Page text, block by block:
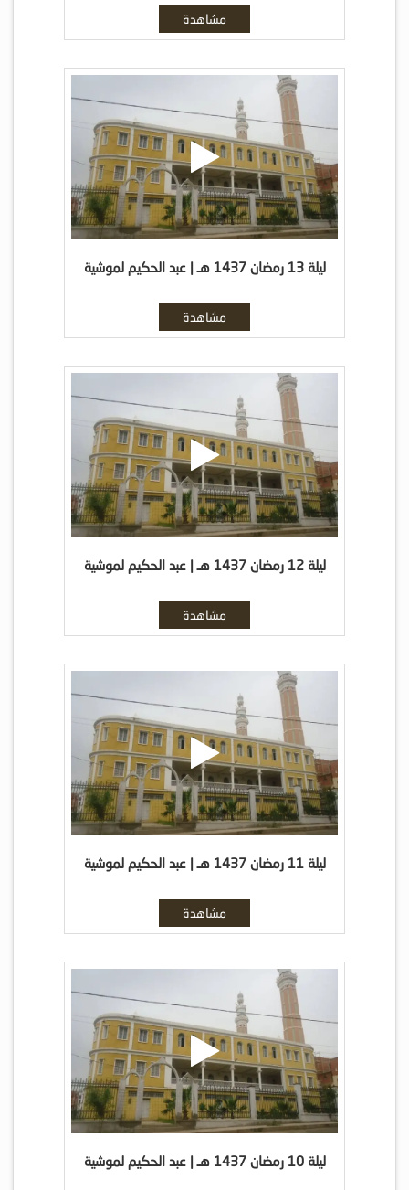
مشاهدة
ليلة 13 رمضان 1437 هـ | عبد الحكيم لموشية
مشاهدة
ليلة 12 رمضان 1437 هـ | عبد الحكيم لموشية
مشاهدة
ليلة 11 رمضان 1437 هـ | عبد الحكيم لموشية
مشاهدة
ليلة 10 رمضان 1437 هـ | عبد الحكيم لموشية